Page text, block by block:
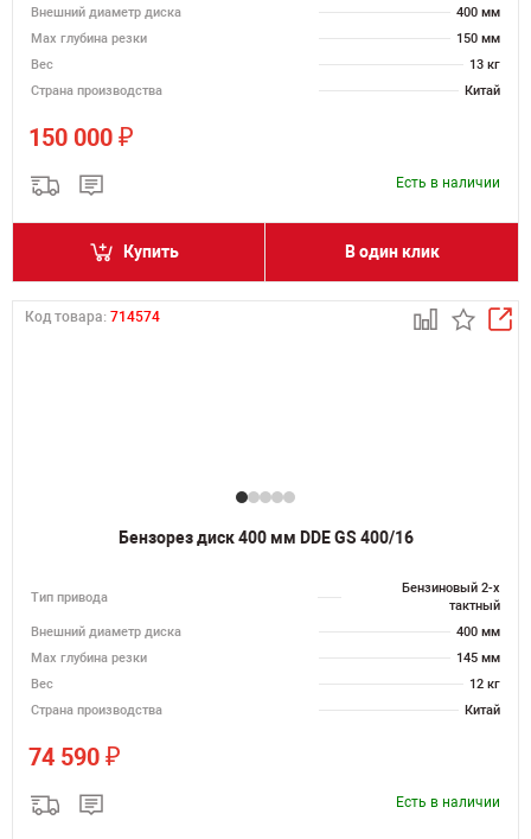
Внешний диаметр диска
400 мм
Max глубина резки
150 мм
Вес
13 кг
Страна производства
Китай
150 000 ₽
Есть в наличии
Купить В один клик
Код товара: 714574
Бензорез диск 400 мм DDE GS 400/16
Тип привода
Бензиновый 2-х
тактный
Внешний диаметр диска
400 мм
Max глубина резки
145 мм
Вес
12 кг
Страна производства
Китай
74 590 ₽
Есть в наличии